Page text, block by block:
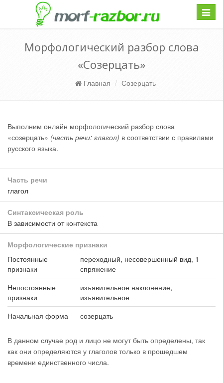
Морфологический разбор слова
«Созерцать»
Главная Созерцать
Выполним онлайн морфологический разбор слова
«созерцать» (часть речи: глагол) в соответствии с правилами
русского языка.
Часть речи
глагол
Синтаксическая роль
В зависимости от контекста
Морфологические признаки
Постоянные
признаки
переходный, несовершенный вид, 1
спряжение
Непостоянные
признаки
изъявительное наклонение,
изъявительное
Начальная форма
созерцать
В данном случае род и лицо не могут быть определены, так
как они определяются у глаголов только в прошедшем
времени единственного числа.